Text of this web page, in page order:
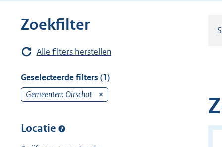
Zoekfilter
Alle filters herstellen
Geselecteerde filters (1)
Gemeenten: Oirschot
Locatie